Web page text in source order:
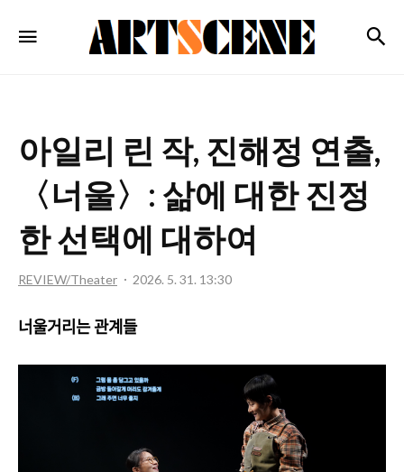
ARTSCENE
아일리 린 작, 진해정 연출,
〈너울〉: 삶에 대한 진정
한 선택에 대하여
REVIEW/Theater 2026. 5. 31. 13:30
너울거리는 관계들